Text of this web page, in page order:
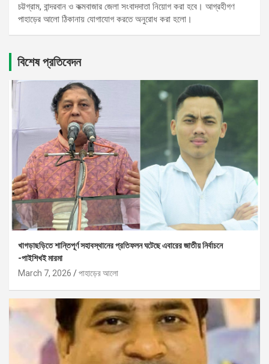
চট্টগ্রাম, বান্দরবান ও কক্মবাজার জেলা সংবাদদাতা নিয়োগ করা হবে। আগ্রহীগণ
পাহাড়ের আলো ঠিকানায় যোগাযোগ করতে অনুরোধ করা হলো।
বিশেষ প্রতিবেদন
খাগড়াছড়িতে শান্তিপূর্ণ সহাবস্থানের প্রতিফলন ঘটেছে এবারের জাতীয় নির্বাচনে
-পাইশিখই মারমা
March 7, 2026
পাহাড়ের আলো